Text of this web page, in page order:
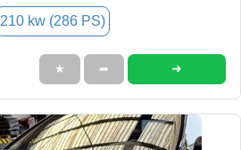
210 kw (286 PS)
★ ➦ ➜